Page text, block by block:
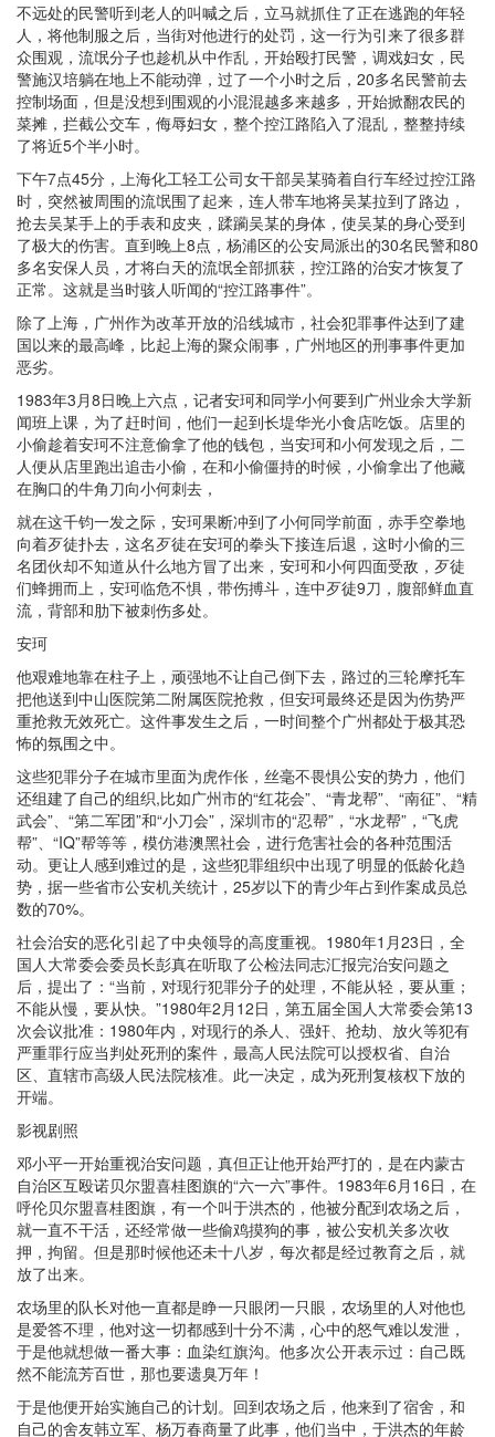
不远处的民警听到老人的叫喊之后，立马就抓住了正在逃跑的年轻
人，将他制服之后，当街对他进行的处罚，这一行为引来了很多群
众围观，流氓分子也趁机从中作乱，开始殴打民警，调戏妇女，民
警施汉培躺在地上不能动弹，过了一个小时之后，20多名民警前去
控制场面，但是没想到围观的小混混越多来越多，开始掀翻农民的
菜摊，拦截公交车，侮辱妇女，整个控江路陷入了混乱，整整持续
了将近5个半小时。
下午7点45分，上海化工轻工公司女干部吴某骑着自行车经过控江路
时，突然被周围的流氓围了起来，连人带车地将吴某拉到了路边，
抢去吴某手上的手表和皮夹，蹂躏吴某的身体，使吴某的身心受到
了极大的伤害。直到晚上8点，杨浦区的公安局派出的30名民警和80
多名安保人员，才将白天的流氓全部抓获，控江路的治安才恢复了
正常。这就是当时骇人听闻的“控江路事件”。
除了上海，广州作为改革开放的沿线城市，社会犯罪事件达到了建
国以来的最高峰，比起上海的聚众闹事，广州地区的刑事事件更加
恶劣。
1983年3月8日晚上六点，记者安珂和同学小何要到广州业余大学新
闻班上课，为了赶时间，他们一起到长堤华光小食店吃饭。店里的
小偷趁着安珂不注意偷拿了他的钱包，当安珂和小何发现之后，二
人便从店里跑出追击小偷，在和小偷僵持的时候，小偷拿出了他藏
在胸口的牛角刀向小何刺去，
就在这千钧一发之际，安珂果断冲到了小何同学前面，赤手空拳地
向着歹徒扑去，这名歹徒在安珂的拳头下接连后退，这时小偷的三
名团伙却不知道从什么地方冒了出来，安珂和小何四面受敌，歹徒
们蜂拥而上，安珂临危不惧，带伤搏斗，连中歹徒9刀，腹部鲜血直
流，背部和肋下被刺伤多处。
安珂
他艰难地靠在柱子上，顽强地不让自己倒下去，路过的三轮摩托车
把他送到中山医院第二附属医院抢救，但安珂最终还是因为伤势严
重抢救无效死亡。这件事发生之后，一时间整个广州都处于极其恐
怖的氛围之中。
这些犯罪分子在城市里面为虎作伥，丝毫不畏惧公安的势力，他们
还组建了自己的组织,比如广州市的“红花会”、“青龙帮”、“南征”、“精
武会”、“第二军团”和“小刀会”，深圳市的“忍帮”，“水龙帮”，“飞虎
帮”、“IQ”帮等等，模仿港澳黑社会，进行危害社会的各种范围活
动。更让人感到难过的是，这些犯罪组织中出现了明显的低龄化趋
势，据一些省市公安机关统计，25岁以下的青少年占到作案成员总
数的70%。
社会治安的恶化引起了中央领导的高度重视。1980年1月23日，全
国人大常委会委员长彭真在听取了公检法同志汇报完治安问题之
后，提出了：“当前，对现行犯罪分子的处理，不能从轻，要从重；
不能从慢，要从快。”1980年2月12日，第五届全国人大常委会第13
次会议批准：1980年内，对现行的杀人、强奸、抢劫、放火等犯有
严重罪行应当判处死刑的案件，最高人民法院可以授权省、自治
区、直辖市高级人民法院核准。此一决定，成为死刑复核权下放的
开端。
影视剧照
邓小平一开始重视治安问题，真但正让他开始严打的，是在内蒙古
自治区互殴诺贝尔盟喜桂图旗的“六一六”事件。1983年6月16日，在
呼伦贝尔盟喜桂图旗，有一个叫于洪杰的，他被分配到农场之后，
就一直不干活，还经常做一些偷鸡摸狗的事，被公安机关多次收
押，拘留。但是那时候他还未十八岁，每次都是经过教育之后，就
放了出来。
农场里的队长对他一直都是睁一只眼闭一只眼，农场里的人对他也
是爱答不理，他对这一切都感到十分不满，心中的怒气难以发泄，
于是他就想做一番大事：血染红旗沟。他多次公开表示过：自己既
然不能流芳百世，那也要遗臭万年！
于是他便开始实施自己的计划。回到农场之后，他来到了宿舍，和
自己的舍友韩立军、杨万春商量了此事，他们当中，于洪杰的年龄